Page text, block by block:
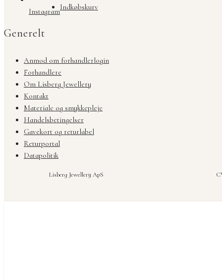
InstagramIndkøbskurv
Generelt
Anmod om forhandlerlogin
Forhandlere
Om Lisberg Jewellery
Kontakt
Materiale og smykkepleje
Handelsbetingelser
Gavekort og returlabel
Returportal
Datapolitik
Lisberg Jewellery ApS